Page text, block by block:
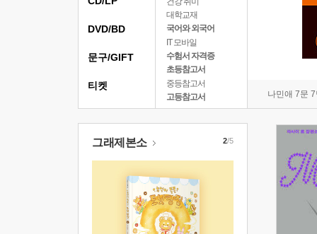
대학교재
국어와 외국어
IT 모바일
수험서 자격증
초등참고서
중등참고서
고등참고서
나민애 7문
DVD/BD
문구/GIFT
티켓
그래제본소 2/5